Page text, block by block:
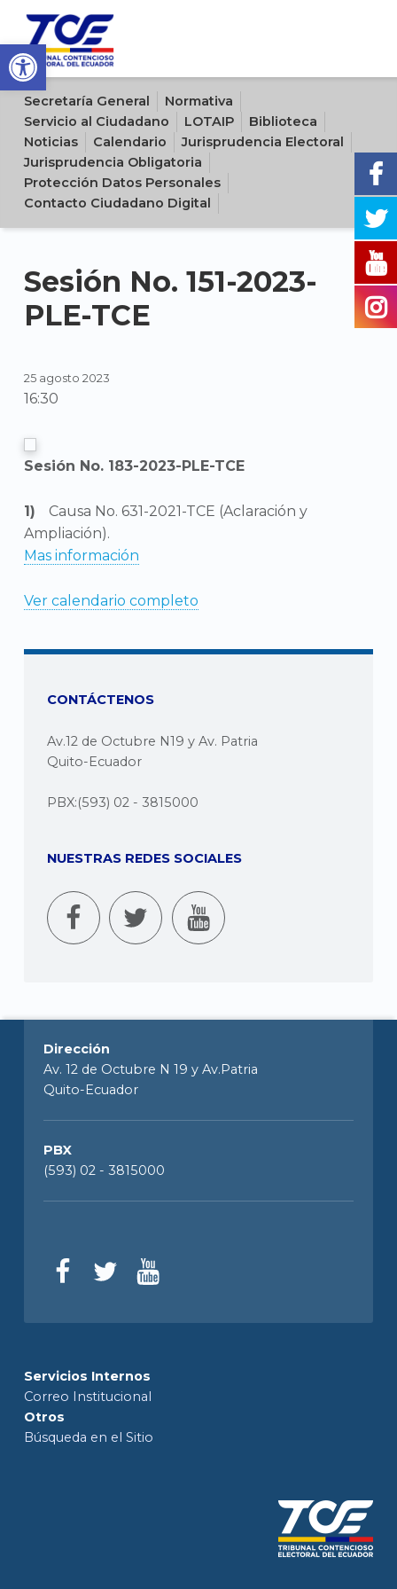
Open toolbar
Sitio oficial del Tribunal Contencioso Electoral del Ecuador
Secretaría General
Normativa
Servicio al Ciudadano
LOTAIP
Biblioteca
Noticias
Calendario
Jurisprudencia Electoral
Jurisprudencia Obligatoria
Protección Datos Personales
Contacto Ciudadano Digital
Sesión No. 151-2023-
PLE-TCE
25 agosto 2023
16:30
Sesión No. 183-2023-PLE-TCE
Causa No. 631-2021-TCE (Aclaración y
Ampliación).
Mas información
Ver calendario completo
CONTÁCTENOS
Av.12 de Octubre N19 y Av. Patria
Quito-Ecuador
PBX:(593) 02 - 3815000
NUESTRAS REDES SOCIALES
Dirección
Av. 12 de Octubre N 19 y Av.Patria
Quito-Ecuador
PBX
(593) 02 - 3815000
Servicios Internos
Correo Institucional
Otros
Búsqueda en el Sitio